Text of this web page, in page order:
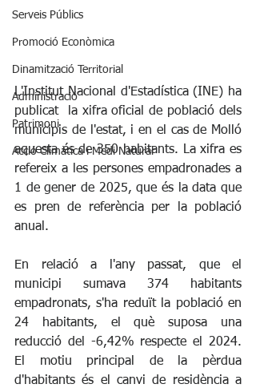
Serveis Públics
Promoció Econòmica
Dinamització Territorial
Administració
Patrimoni
Acció Climàtica i Medi Natural
L'Institut Nacional d'Estadística (INE) ha
publicat  la xifra oficial de població dels
municipis de l'estat, i en el cas de Molló
aquesta és de 350 habitants. La xifra es
refereix a les persones empadronades a
1 de gener de 2025, que és la data que
es pren de referència per la població
anual.
En relació a l'any passat, que el
municipi sumava 374 habitants
empadronats, s'ha reduït la població en
24 habitants, el què suposa una
reducció del -6,42% respecte el 2024.
El motiu principal de la pèrdua
d'habitants és el canvi de residència a